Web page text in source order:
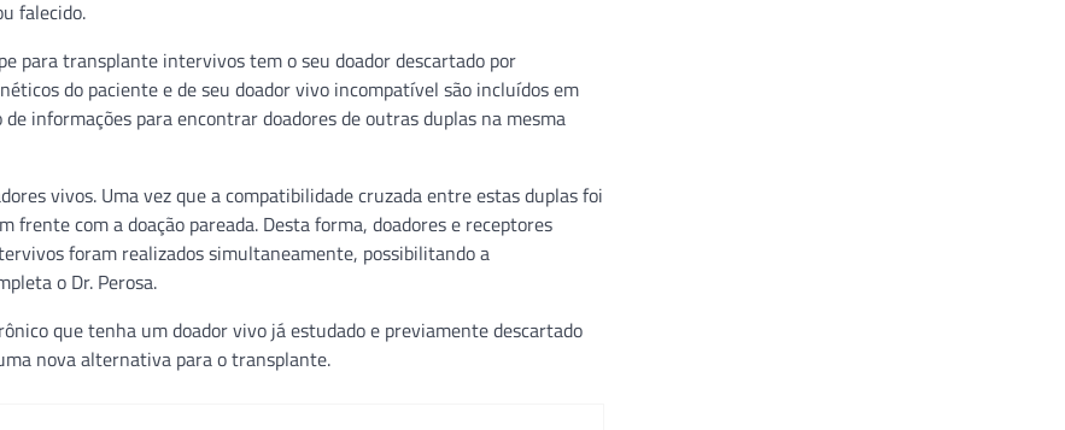
falecido.
para transplante intervivos tem o seu doador descartado por
do paciente e de seu doador vivo incompatível são incluídos em
informações para encontrar doadores de outras duplas na mesma
vivos. Uma vez que a compatibilidade cruzada entre estas duplas foi
com a doação pareada. Desta forma, doadores e receptores
foram realizados simultaneamente, possibilitando a
o Dr. Perosa.
que tenha um doador vivo já estudado e previamente descartado
nova alternativa para o transplante.